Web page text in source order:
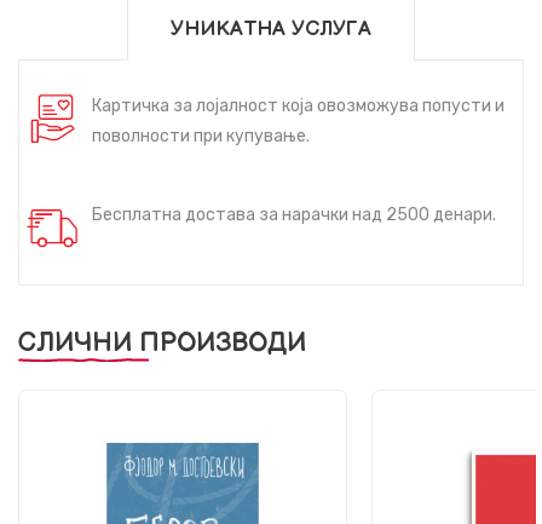
УНИКАТНА УСЛУГА
Картичка за лојалност која овозможува попусти и
поволности при купување.
Бесплатна достава за нарачки над 2500 денари.
СЛИЧНИ ПРОИЗВОДИ